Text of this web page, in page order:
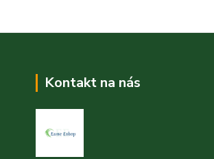
Kontakt na nás